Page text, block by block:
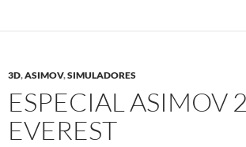
3D,ASIMOV,SIMULADORES
ESPECIAL ASIMOV
EVEREST